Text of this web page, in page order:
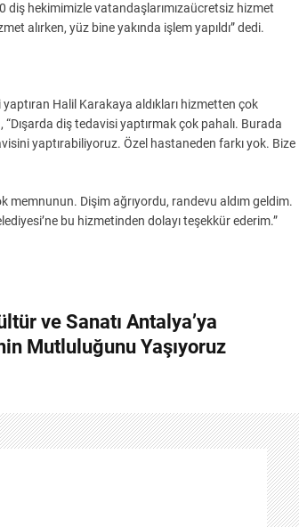
diş hekimimizle vatandaşlarımızaücretsiz hizmet
alırken, yüz bine yakında işlem yapıldı” dedi.
yaptıran Halil Karakaya aldıkları hizmetten çok
diş tedavisi yaptırmak çok pahalı. Burada
yaptırabiliyoruz. Özel hastaneden farkı yok. Bize
Dişim ağrıyordu, randevu aldım geldim.
bu hizmetinden dolayı teşekkür ederim.”
ve Sanatı Antalya’ya
Mutluluğunu Yaşıyoruz